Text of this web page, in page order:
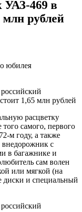
УАЗ-469 в
млн рублей
юбилея
расцветку
того самого, первого
м году, а также
с
в багажнике и
сам волен
или мягкой (на
диски и специальный